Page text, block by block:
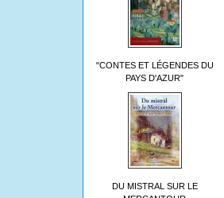
"CONTES ET LÉGENDES DU
PAYS D'AZUR"
DU MISTRAL SUR LE